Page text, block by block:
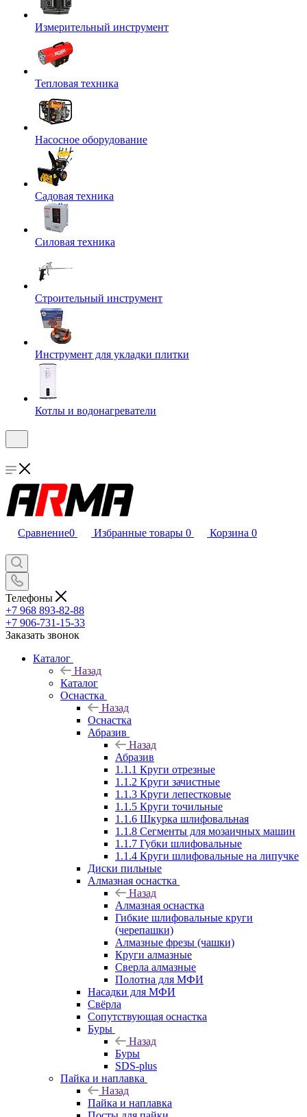
Измерительный инструмент
Тепловая техника
Насосное оборудование
Садовая техника
Силовая техника
Строительный инструмент
Инструмент для укладки плитки
Котлы и водонагреватели
Сравнение0 Избранные товары 0 Корзина 0
Телефоны
+7 968 893-82-88
+7 906-731-15-33
Заказать звонок
Каталог
Назад
Каталог
Оснастка
Назад
Оснастка
Абразив
Назад
Абразив
1.1.1 Круги отрезные
1.1.2 Круги зачистные
1.1.3 Круги лепестковые
1.1.5 Круги точильные
1.1.6 Шкурка шлифовальная
1.1.8 Сегменты для мозаичных машин
1.1.7 Губки шлифовальные
1.1.4 Круги шлифовальные на липучке
Диски пильные
Алмазная оснастка
Назад
Алмазная оснастка
Гибкие шлифовальные круги
(черепашки)
Алмазные фрезы (чашки)
Круги алмазные
Сверла алмазные
Полотна для МФИ
Насадки для МФИ
Свёрла
Сопутствующая оснастка
Буры
Назад
Буры
SDS-plus
Пайка и наплавка
Назад
Пайка и наплавка